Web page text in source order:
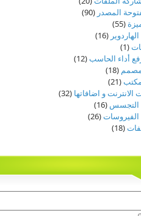
المصدر (90)
(55)
(16)
(1)
أداء الحاسب(12)
(18)
(21)
و اضافاتها (32)
التجسس (16)
(26)
(18)